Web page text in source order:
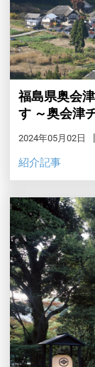
福島県奥会
す ～奥会津
2024年05月02日
紹介記事